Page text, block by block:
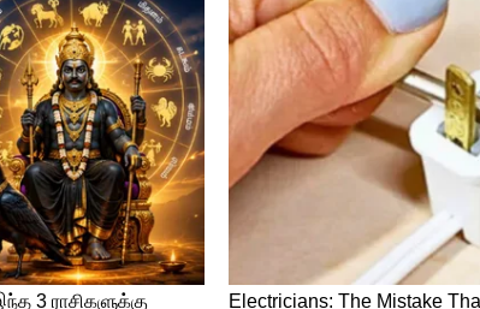
கார்ப்பரேஷன் அலுவலகத்திற்குச்
வாபஸ் பெற்றார். அவர் அங்கு
காங்கிரஸ் - ஆம் ஆத்மி
ஏற்பட்டது.
கட்சியின் பவன் பன்சாலும்
ஒற்றுமையை வெளிப்படுத்தின.
வெளியிடப்பட்டது. இதில் இருவரும்